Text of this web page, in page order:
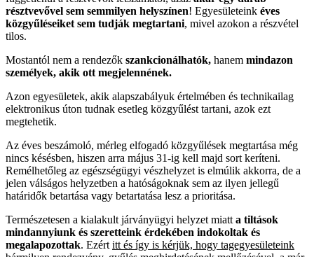
résztvevővel sem semmilyen helyszínen! Egyesületeink éves
közgyűléseiket sem tudják megtartani, mivel azokon a részvétel
tilos.
Mostantól nem a rendezők szankcionálhatók, hanem mindazon
személyek, akik ott megjelennének.
Azon egyesületek, akik alapszabályuk értelmében és technikailag
elektronikus úton tudnak esetleg közgyűlést tartani, azok ezt
megtehetik.
Az éves beszámoló, mérleg elfogadó közgyűlések megtartása még
nincs késésben, hiszen arra május 31-ig kell majd sort keríteni.
Remélhetőleg az egészségügyi vészhelyzet is elmúlik akkorra, de a
jelen válságos helyzetben a hatóságoknak sem az ilyen jellegű
határidők betartása vagy betartatása lesz a prioritása.
Természetesen a kialakult járványügyi helyzet miatt a tiltások
mindannyiunk és szeretteink érdekében indokoltak és
megalapozottak. Ezért itt és így is kérjük, hogy tagegyesületeink